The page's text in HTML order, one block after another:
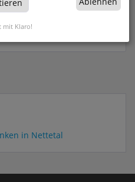
in Nettetal
mit Klaro!